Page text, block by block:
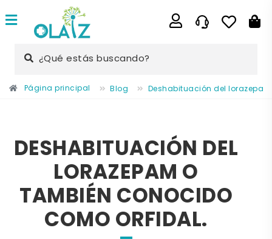
¿Qué estás buscando?
Página principal Blog Deshabituación del
DESHABITUACIÓN DEL
LORAZEPAM O
TAMBIÉN CONOCIDO
COMO ORFIDAL.